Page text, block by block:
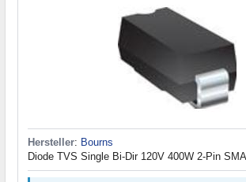
Hersteller: Bourns
Diode TVS Single Bi-Dir 120V 400W 2-Pin